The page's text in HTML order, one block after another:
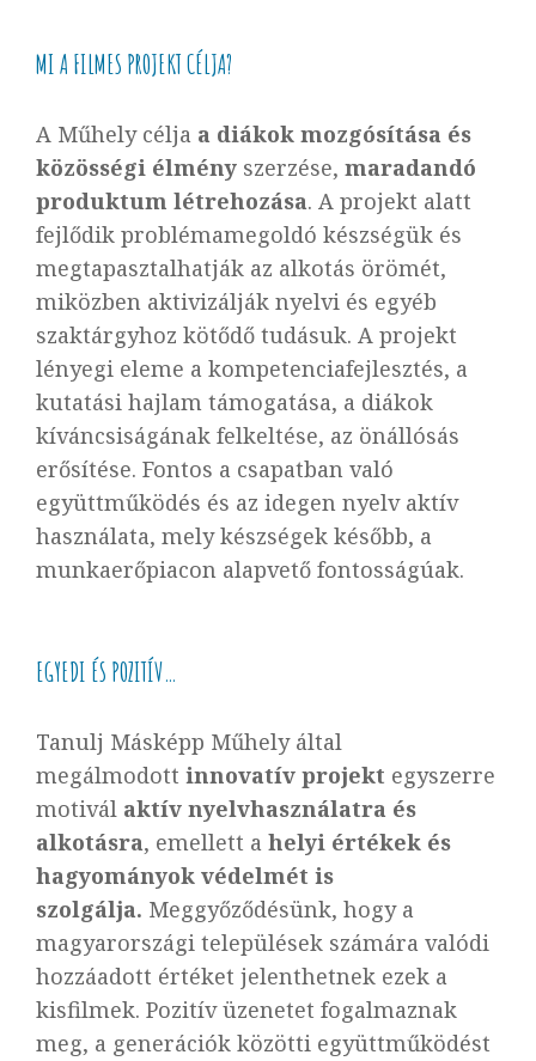
MI A FILMES PROJEKT CÉLJA?
A Műhely célja a diákok mozgósítása és
közösségi élmény szerzése, maradandó
produktum létrehozása. A projekt alatt
fejlődik problémamegoldó készségük és
megtapasztalhatják az alkotás örömét,
miközben aktivizálják nyelvi és egyéb
szaktárgyhoz kötődő tudásuk. A projekt
lényegi eleme a kompetenciafejlesztés, a
kutatási hajlam támogatása, a diákok
kíváncsiságának felkeltése, az önállósás
erősítése. Fontos a csapatban való
együttműködés és az idegen nyelv aktív
használata, mely készségek később, a
munkaerőpiacon alapvető fontosságúak.
EGYEDI ÉS POZITÍV…
Tanulj Másképp Műhely által
megálmodott innovatív projekt egyszerre
motivál aktív nyelvhasználatra és
alkotásra, emellett a helyi értékek és
hagyományok védelmét is
szolgálja. Meggyőződésünk, hogy a
magyarországi települések számára valódi
hozzáadott értéket jelenthetnek ezek a
kisfilmek. Pozitív üzenetet fogalmaznak
meg, a generációk közötti együttműködést